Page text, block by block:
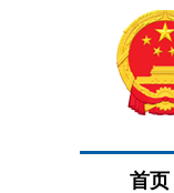
首页